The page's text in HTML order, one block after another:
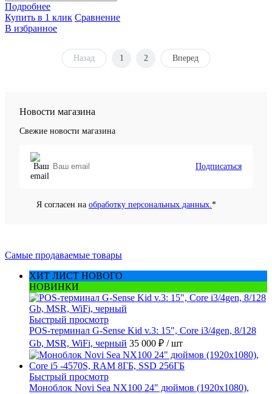
Подробнее
Купить в 1 клик Сравнение
В избранное
Назад 1 2 Вперед
Новости магазина
Свежие новости магазина
Подписаться
Я согласен на обработку персональных данных. *
Самые продаваемые товары
ХИТ ЛИСТ НОВОГО
НОВИНКИ
Быстрый просмотр
POS-терминал G-Sense Kid v.3: 15", Core i3/4gen, 8/128
Gb, MSR, WiFi, черный 35 000 ₽ / шт
Быстрый просмотр
Моноблок Novi Sea NX100 24" дюймов (1920x1080),